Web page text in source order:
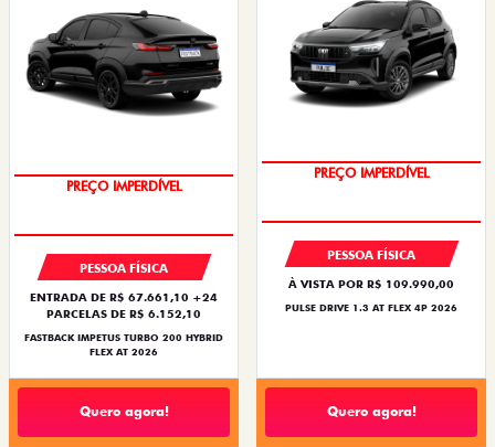
PREÇO IMPERDÍVEL
PESSOA FÍSICA
ENTRADA DE R$ 67.661,10 +24
PARCELAS DE R$ 6.152,10
FASTBACK IMPETUS TURBO 200 HYBRID
FLEX AT 2026
Quero agora!
PREÇO IMPERDÍVEL
PESSOA FÍSICA
À VISTA POR R$ 109.990,00
PULSE DRIVE 1.3 AT FLEX 4P 2026
Quero agora!